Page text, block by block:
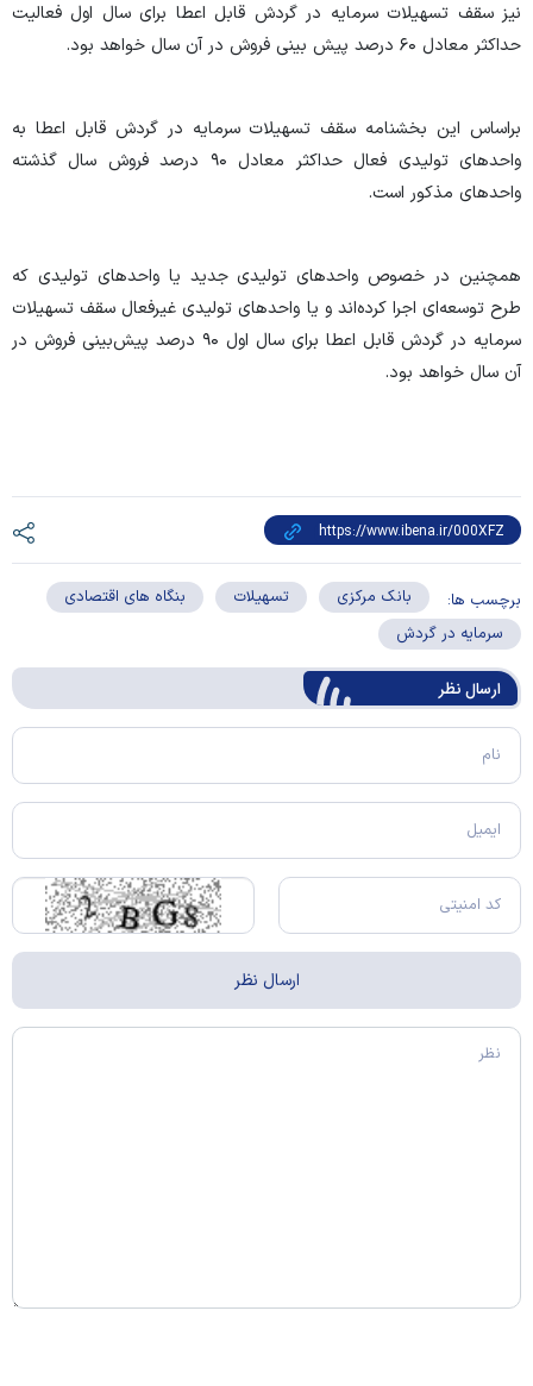
نیز سقف تسهیلات سرمایه در گردش قابل اعطا برای سال اول فعالیت
حداکثر معادل ۶۰ درصد پیش بینی فروش در آن سال خواهد بود.
براساس این بخشنامه سقف تسهیلات سرمایه در گردش قابل اعطا به
واحدهای تولیدی فعال حداکثر معادل ۹۰ درصد فروش سال گذشته
واحدهای مذکور است.
همچنین در خصوص واحدهای تولیدی جدید یا واحدهای تولیدی که
طرح توسعه‌ای اجرا کرده‌اند و یا واحدهای تولیدی غیرفعال سقف تسهیلات
سرمایه در گردش قابل اعطا برای سال اول ۹۰ درصد پیش‌بینی فروش در
آن سال خواهد بود.
برچسب ها: بانک مرکزی تسهیلات
بنگاه های اقتصادی
سرمایه در گردش
ارسال‌ نظر